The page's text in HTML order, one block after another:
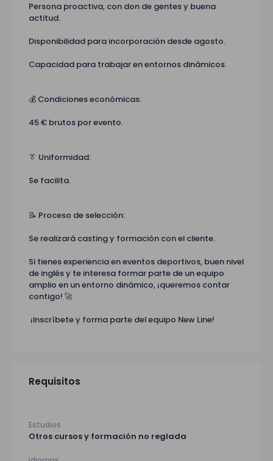
Persona proactiva, con don de gentes y buena
actitud.
Disponibilidad para incorporación desde agosto.
Capacidad para trabajar en entornos dinámicos.
💰 Condiciones económicas:
45 € brutos por evento.
👔 Uniformidad:
Se facilita.
📝 Proceso de selección:
Se realizará casting y formación con el cliente.
Si tienes experiencia en eventos deportivos, buen nivel
de inglés y te interesa formar parte de un equipo
amplio en un entorno dinámico, ¡queremos contar
contigo! 🚀
¡Inscríbete y forma parte del equipo New Line!
Requisitos
Estudios
Otros cursos y formación no reglada